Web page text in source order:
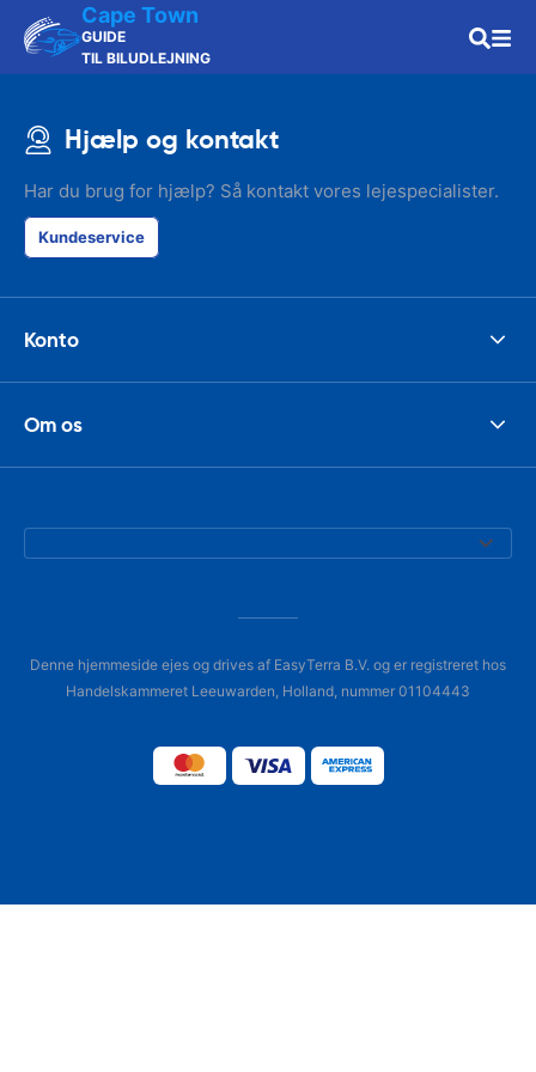
Cape Town
GUIDE
TIL BILUDLEJNING
Hjælp og kontakt
Har du brug for hjælp? Så kontakt vores lejespecialister.
Kundeservice
Konto
Om os
Denne hjemmeside ejes og drives af EasyTerra B.V. og er registreret hos
Handelskammeret Leeuwarden, Holland, nummer 01104443